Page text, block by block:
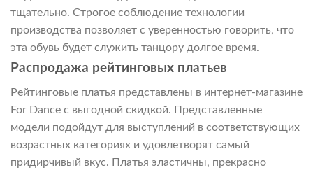
тщательно. Строгое соблюдение технологии
производства позволяет с уверенностью говорить, что
эта обувь будет служить танцору долгое время.
Распродажа рейтинговых платьев
Рейтинговые платья представлены в интернет-магазине
For Dance с выгодной скидкой. Представленные
модели подойдут для выступлений в соответствующих
возрастных категориях и удовлетворят самый
придирчивый вкус. Платья эластичны, прекрасно